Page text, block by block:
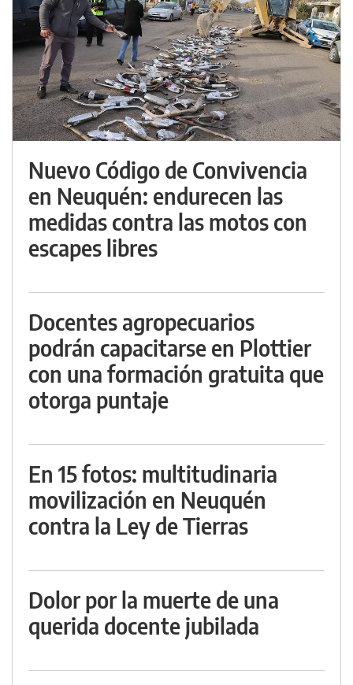
Nuevo Código de Convivencia
en Neuquén: endurecen las
medidas contra las motos con
escapes libres
Docentes agropecuarios
podrán capacitarse en Plottier
con una formación gratuita que
otorga puntaje
En 15 fotos: multitudinaria
movilización en Neuquén
contra la Ley de Tierras
Dolor por la muerte de una
querida docente jubilada